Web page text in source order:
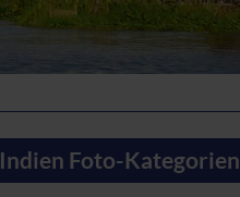
Indien Foto-Kategorien